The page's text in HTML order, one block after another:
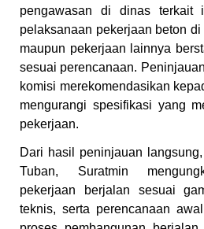
pengawasan di dinas terkait
pelaksanaan pekerjaan beton
maupun pekerjaan lainnya
sesuai perencanaan.
komisi merekomendasikan
mengurangi spesifikasi yang
pekerjaan.
Dari hasil peninjauan
Tuban, Suratmin
pekerjaan berjalan sesuai
teknis, serta perencanaan